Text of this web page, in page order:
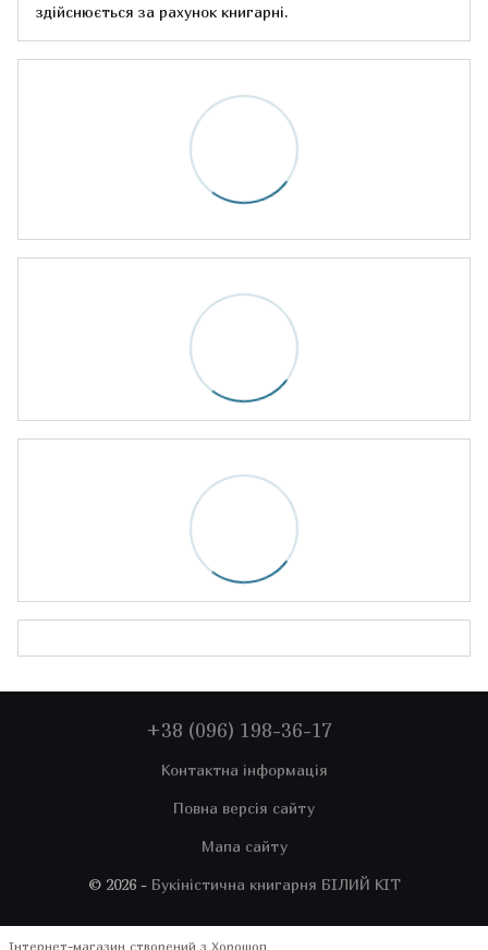
здійснюється за рахунок книгарні.
+38 (096) 198-36-17
Контактна інформація
Повна версія сайту
Мапа сайту
© 2026 - Букіністична книгарня БІЛИЙ КІТ
Інтернет-магазин створений з Хорошоп